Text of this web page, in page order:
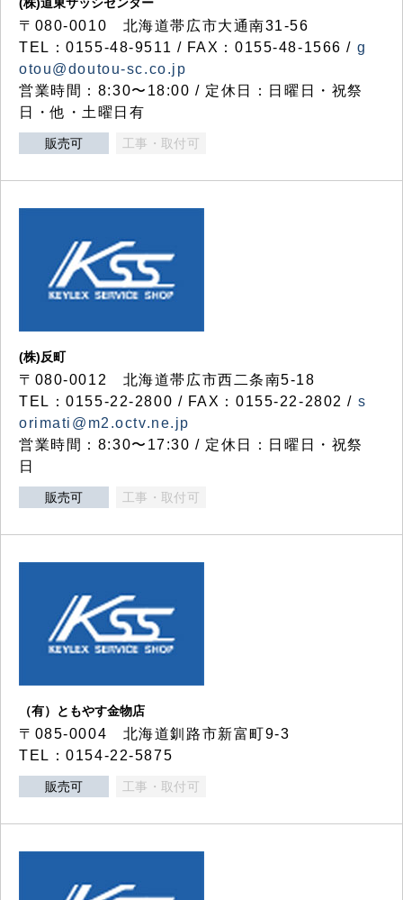
〒080-0010 北海道帯広市大通南31-56
TEL：0155-48-9511 / FAX：0155-48-1566 / g
otou@doutou-sc.co.jp
営業時間：8:30〜18:00 / 定休日：日曜日・祝祭
日・他・土曜日有
販売可 工事・取付可
(株)反町
〒080-0012 北海道帯広市西二条南5-18
TEL：0155-22-2800 / FAX：0155-22-2802 / s
orimati@m2.octv.ne.jp
営業時間：8:30〜17:30 / 定休日：日曜日・祝祭
日
販売可 工事・取付可
（有）ともやす金物店
〒085-0004 北海道釧路市新富町9-3
TEL：0154-22-5875
販売可 工事・取付可